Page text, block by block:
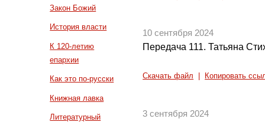
Закон Божий
История власти
К 120-летию
епархии
Как это по-русски
Книжная лавка
Литературный
10 сентября 2024
Передача 111. Татьяна
Скачать файл Копировать
3 сентября 2024